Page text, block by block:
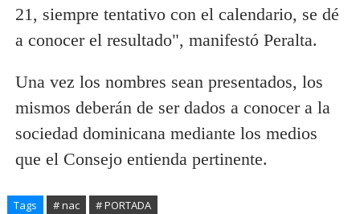
21, siempre tentativo con el calendario, se dé
a conocer el resultado", manifestó Peralta.
Una vez los nombres sean presentados, los
mismos deberán de ser dados a conocer a la
sociedad dominicana mediante los medios
que el Consejo entienda pertinente.
Tags # nac # PORTADA